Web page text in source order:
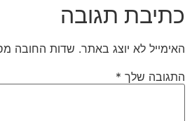
תגובה
לא יוצג באתר. שדות החובה מסומנים*
שלך*